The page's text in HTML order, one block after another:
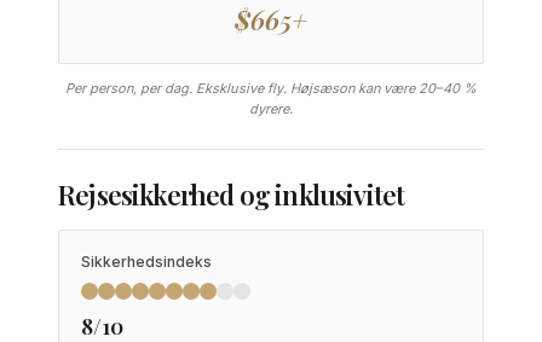
$665+
Per person, per dag. Eksklusive fly. Højsæson kan være 20–40 %
dyrere.
Rejsesikkerhed og inklusivitet
Sikkerhedsindeks
8/10